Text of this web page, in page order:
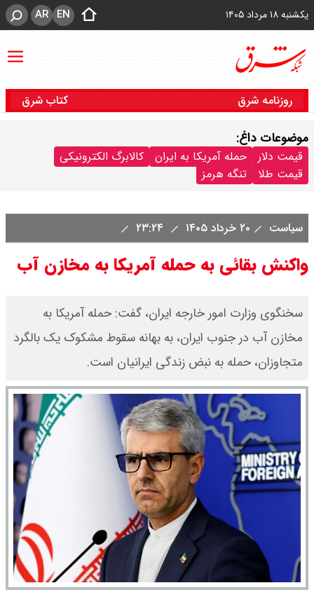
یکشنبه ۱۸ مرداد ۱۴۰۵ EN
AR
روزنامه شرق کتاب شرق
موضوعات داغ:
قیمت دلار حمله آمریکا به ایران
کالابرگ الکترونیکی
قیمت طلا
تنگه هرمز
سیاست ۲۰ خرداد ۱۴۰۵
واکنش بقائی به حمله آمریکا به مخازن آب
سخنگوی وزارت امور خارجه ایران، گفت: حمله آمریکا به
مخازن آب در جنوب ایران، به بهانه سقوط مشکوک یک بالگرد
متجاوزان، حمله به نبض زندگی ایرانیان است.